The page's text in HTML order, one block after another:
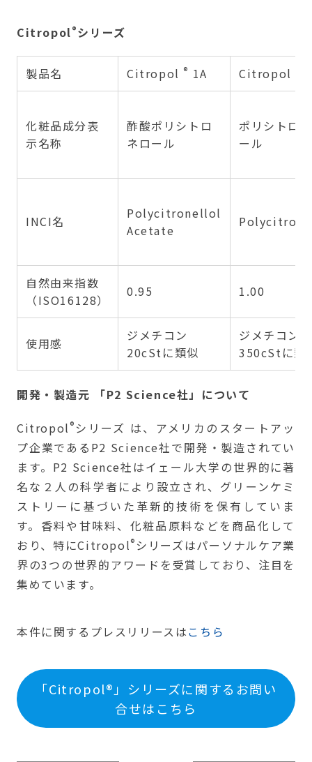
Citropol®シリーズ
製品名 Citropol ® 1A Citropol
化粧品成分表
示名称
酢酸ポリシトロ
ネロール
ポリシトロ
ール
INCI名
Polycitronellol
Acetate
自然由来指数
（ISO16128）
0.95 1.00
使用感
ジメチコン
20cStに類似
ジメチコン
350cStに類
開発・製造元 「P2 Science社」について
Citropol ® シリーズ は、アメリカのスタートアッ
プ企業であるP2 Science社で開発・製造されてい
ます。P2 Science社はイェール大学の世界的に著
名な２人の科学者により設立され、グリーンケミ
ストリーに基づいた革新的技術を保有していま
す。香料や甘味料、化粧品原料などを商品化して
おり、特にCitropol® シリーズはパーソナルケア業
界の3つの世界的アワードを受賞しており、注目を
集めています。
本件に関するプレスリリースはこちら
「Citropol®」シリーズに関するお問い
合せはこちら